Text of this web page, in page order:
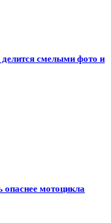
смелыми фото и
опаснее мотоцикла